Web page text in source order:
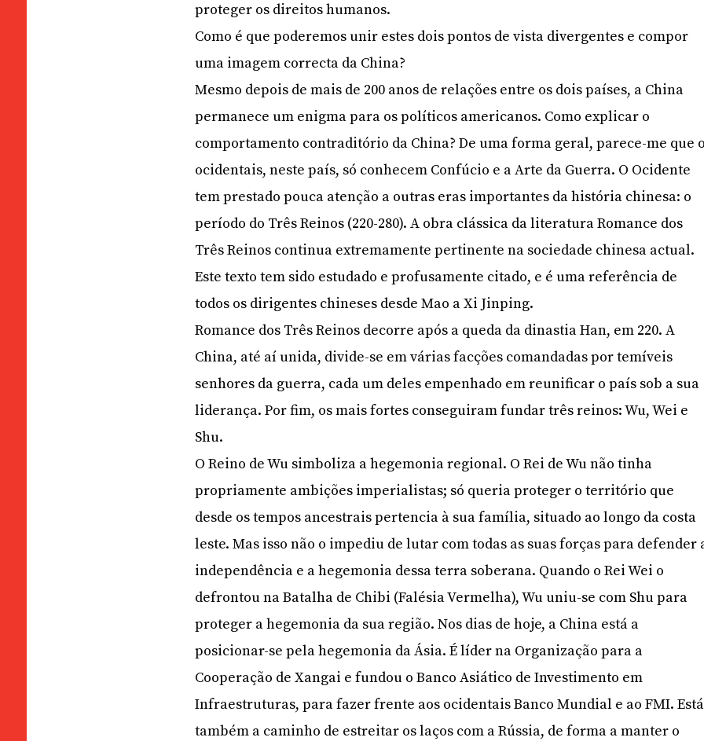
proteger os direitos humanos.
Como é que poderemos unir estes dois pontos de vista divergentes e compor
uma imagem correcta da China?
Mesmo depois de mais de 200 anos de relações entre os dois países, a China
permanece um enigma para os políticos americanos. Como explicar o
comportamento contraditório da China? De uma forma geral, parece-me que
ocidentais, neste país, só conhecem Confúcio e a Arte da Guerra. O Ocidente
tem prestado pouca atenção a outras eras importantes da história chinesa: o
período do Três Reinos (220-280). A obra clássica da literatura Romance dos
Três Reinos continua extremamente pertinente na sociedade chinesa actual.
Este texto tem sido estudado e profusamente citado, e é uma referência de
todos os dirigentes chineses desde Mao a Xi Jinping.
Romance dos Três Reinos decorre após a queda da dinastia Han, em 220. A
China, até aí unida, divide-se em várias facções comandadas por temíveis
senhores da guerra, cada um deles empenhado em reunificar o país sob a sua
liderança. Por fim, os mais fortes conseguiram fundar três reinos: Wu, Wei e
Shu.
O Reino de Wu simboliza a hegemonia regional. O Rei de Wu não tinha
propriamente ambições imperialistas; só queria proteger o território que
desde os tempos ancestrais pertencia à sua família, situado ao longo da costa
leste. Mas isso não o impediu de lutar com todas as suas forças para defender
independência e a hegemonia dessa terra soberana. Quando o Rei Wei o
defrontou na Batalha de Chibi (Falésia Vermelha), Wu uniu-se com Shu para
proteger a hegemonia da sua região. Nos dias de hoje, a China está a
posicionar-se pela hegemonia da Ásia. É líder na Organização para a
Cooperação de Xangai e fundou o Banco Asiático de Investimento em
Infraestruturas, para fazer frente aos ocidentais Banco Mundial e ao FMI. Está
também a caminho de estreitar os laços com a Rússia, de forma a manter o